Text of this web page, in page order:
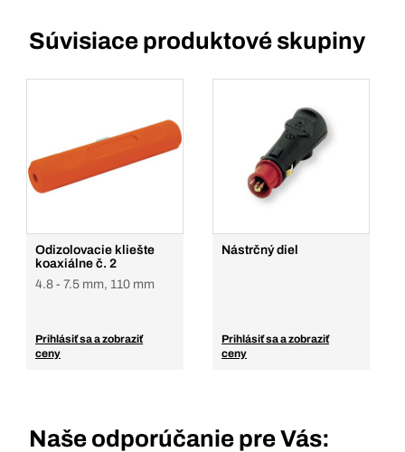
Súvisiace produktové skupiny
Odizolovacie kliešte
koaxiálne č. 2
4.8 - 7.5 mm, 110 mm
Prihlásiť sa a zobraziť
ceny
Nástrčný diel
Prihlásiť sa a zobraziť
ceny
Naše odporúčanie pre Vás: